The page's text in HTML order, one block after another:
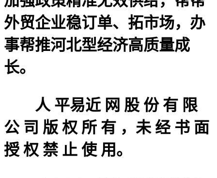
外贸企业稳订单、拓市场，办
事帮推河北型经济高质量成
长。
人 平易近 网 股 份 有 限
公 司 版 权 所 有 ，未 经 书 面
授 权 禁 止 使 用。